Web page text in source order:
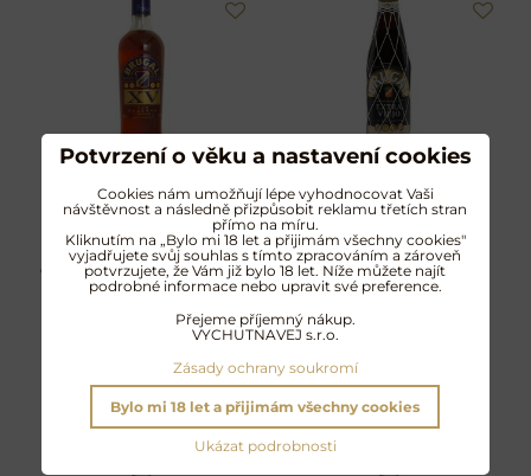
Brugal XV
Až 8letý melodický rum
dokonalého spojení suchých
tónů po bourbonu a sladkých
859 Kč
Brugal Extra Viejo
Až 8letý elegantní rum plný
sladkého koření s pepřovým
závěrem po bourbon sudech
929 Kč
DO KOŠÍKU
Potvrzení o věku a nastavení cookies
Cookies nám umožňují lépe vyhodnocovat Vaši
návštěvnost a následně přizpůsobit reklamu třetích stran
přímo na míru.
Kliknutím na „Bylo mi 18 let a přijimám všechny cookies"
vyjadřujete svůj souhlas s tímto zpracováním a zároveň
potvrzujete, že Vám již bylo 18 let. Níže můžete najít
podrobné informace nebo upravit své preference.
Přejeme příjemný nákup.
VYCHUTNAVEJ s.r.o.
Zásady ochrany soukromí
Ukázat podrobnosti
Bylo mi 18 let a přijimám všechny cookies